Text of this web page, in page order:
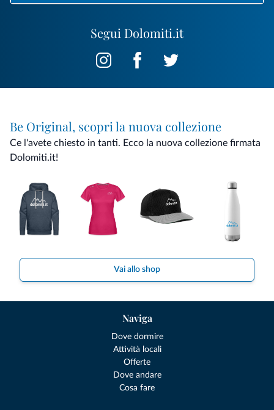
Segui Dolomiti.it
Be Original, scopri la nuova collezione
Ce l'avete chiesto in tanti. Ecco la nuova collezione firmata
Dolomiti.it!
Vai allo shop
Naviga
Dove dormire
Attività locali
Offerte
Dove andare
Cosa fare